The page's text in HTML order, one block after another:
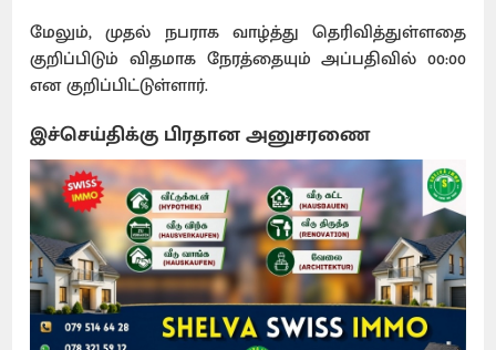
மேலும், முதல் நபராக வாழ்த்து தெரிவித்துள்ளதை
குறிப்பிடும் விதமாக நேரத்தையும் அப்பதிவில் 00:00
என குறிப்பிட்டுள்ளார்.
இச்செய்திக்கு பிரதான அனுசரணை